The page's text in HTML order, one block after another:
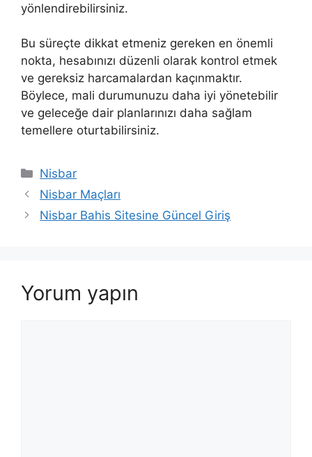
yönlendirebilirsiniz.
Bu süreçte dikkat etmeniz gereken en önemli
nokta, hesabınızı düzenli olarak kontrol etmek
ve gereksiz harcamalardan kaçınmaktır.
Böylece, mali durumunuzu daha iyi yönetebilir
ve geleceğe dair planlarınızı daha sağlam
temellere oturtabilirsiniz.
Kategoriler
Nisbar
Nisbar Maçları
Nisbar Bahis Sitesine Güncel Giriş
Yorum yapın